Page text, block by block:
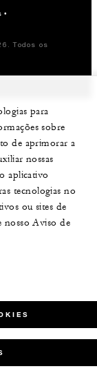
Todos os
para
sobre
de aprimorar a
nossas
aplicativo
tecnologias no
ou sites de
nosso Aviso de